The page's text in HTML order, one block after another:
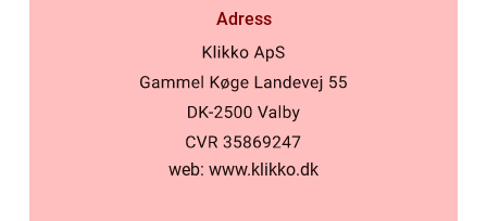
Adress
web: www.klikko.dk